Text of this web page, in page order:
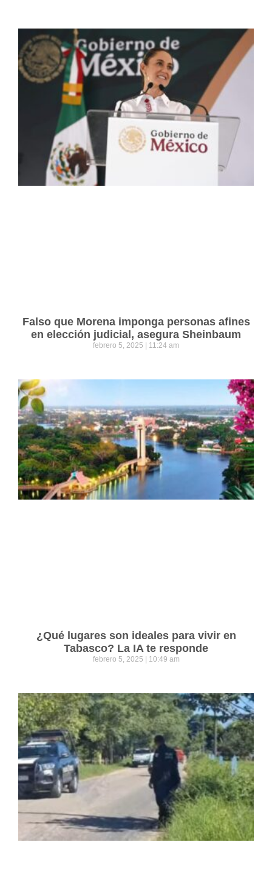
Falso que Morena imponga personas afines
en elección judicial, asegura Sheinbaum
febrero 5, 2025 11:24 am
¿Qué lugares son ideales para vivir en
Tabasco? La IA te responde
febrero 5, 2025 10:49 am